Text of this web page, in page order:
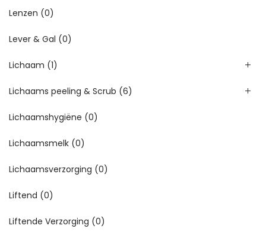
Lenzen (0)
Lever & Gal (0)
Lichaam (1)
Lichaams peeling & Scrub (6)
Lichaamshygiëne (0)
Lichaamsmelk (0)
Lichaamsverzorging (0)
Liftend (0)
Liftende Verzorging (0)